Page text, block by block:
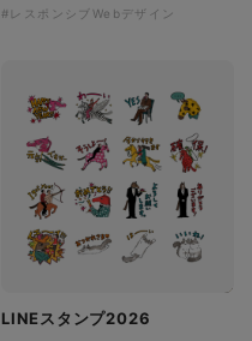
#レスポンシブWebデザイン
LINEスタンプ2026